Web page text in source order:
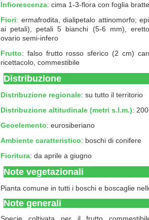
Infiorescenza: cima 1-3-flora con foglia
Fiori: ermafrodita, dialipetalo attinomorfo;
ai petali), petali 5 bianchi (5-6 mm),
ovario semi-infero
Frutto: falso frutto rosso sferico (2 cm)
ricettacolo, commestibile
Distribuzione
Distribuzione regionale: su tutto il territorio
Distribuzione altitudinale (metri s.l.m.):
Geoelemento: eurosiberiano
Ambiente caratteristico: boschi di conifere
Fioritura: da aprile a giugno
Note vegetazionali
Pianta comune in tutti i boschi e boscaglie
Note generali